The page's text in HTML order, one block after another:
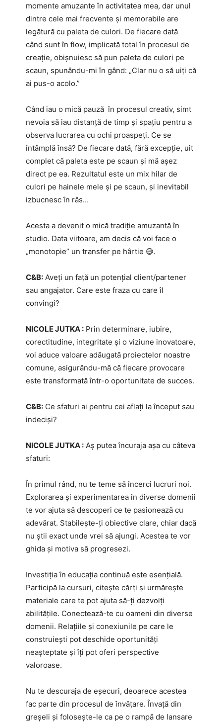
momente amuzante în activitatea mea, dar unul
dintre cele mai frecvente și memorabile are
legătură cu paleta de culori. De fiecare dată
când sunt în flow, implicată total în procesul de
creație, obișnuiesc să pun paleta de culori pe
scaun, spunându-mi în gând: „Clar nu o să uiți că
ai pus-o acolo.”
Când iau o mică pauză în procesul creativ, simt
nevoia să iau distanță de timp și spațiu pentru a
observa lucrarea cu ochi proaspeți. Ce se
întâmplă însă? De fiecare dată, fără excepție, uit
complet că paleta este pe scaun și mă așez
direct pe ea. Rezultatul este un mix hilar de
culori pe hainele mele și pe scaun, și inevitabil
izbucnesc în râs…
Acesta a devenit o mică tradiție amuzantă în
studio. Data viitoare, am decis că voi face o
„monotopie” un transfer pe hârtie 😅.
C&B: Aveți un față un potențial client/partener
sau angajator. Care este fraza cu care îl
convingi?
NICOLE JUTKA : Prin determinare, iubire,
corectitudine, integritate și o viziune inovatoare,
voi aduce valoare adăugată proiectelor noastre
comune, asigurându-mă că fiecare provocare
este transformată într-o oportunitate de succes.
C&B: Ce sfaturi ai pentru cei aflați la început sau
indeciși?
NICOLE JUTKA : Aș putea încuraja așa cu câteva
sfaturi:
În primul rând, nu te teme să încerci lucruri noi.
Explorarea și experimentarea în diverse domenii
te vor ajuta să descoperi ce te pasionează cu
adevărat. Stabilește-ți obiective clare, chiar dacă
nu știi exact unde vrei să ajungi. Acestea te vor
ghida și motiva să progresezi.
Investiția în educația continuă este esențială.
Participă la cursuri, citește cărți și urmărește
materiale care te pot ajuta să-ți dezvolți
abilitățile. Conectează-te cu oameni din diverse
domenii. Relațiile și conexiunile pe care le
construiești pot deschide oportunități
neașteptate și îți pot oferi perspective
valoroase.
Nu te descuraja de eșecuri, deoarece acestea
fac parte din procesul de învățare. Învață din
greșeli și folosește-le ca pe o rampă de lansare